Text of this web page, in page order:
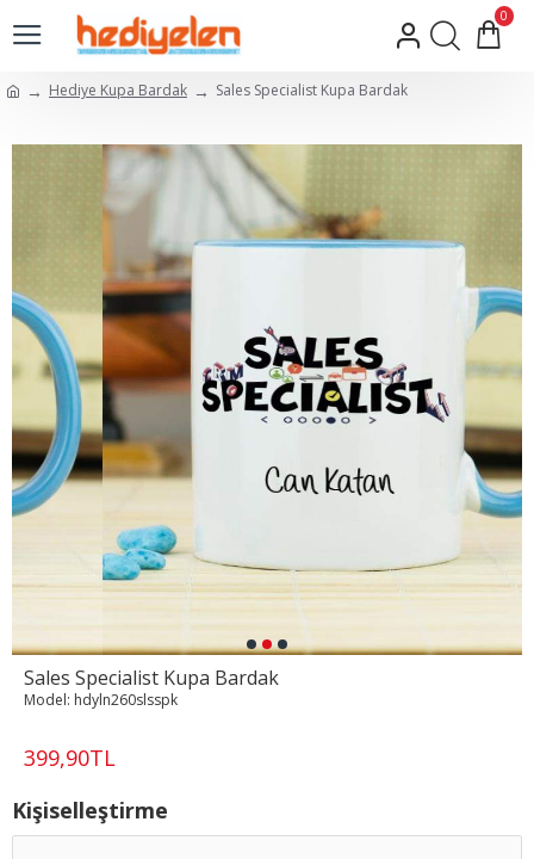
0
Hediye Kupa Bardak Sales Specialist Kupa Bardak
Sales Specialist Kupa Bardak
399,90TL
Model: hdyln260slsspk
Kişiselleştirme